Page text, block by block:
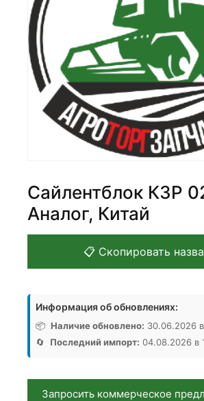
Сайлентблок КЗР
Аналог, Китай
📋 Скопировать
Информация об обновлениях:
📦 Наличие обновлено: 30.06.2026 в
🔄
Последний импорт: 04.08.2026 в
Запросить коммерческое